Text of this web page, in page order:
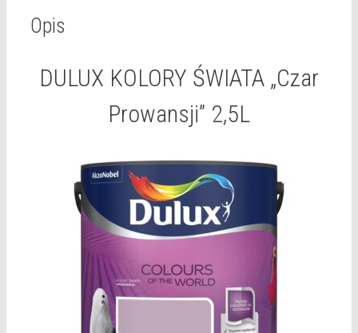
Opis
DULUX KOLORY ŚWIATA „Czar
Prowansji” 2,5L